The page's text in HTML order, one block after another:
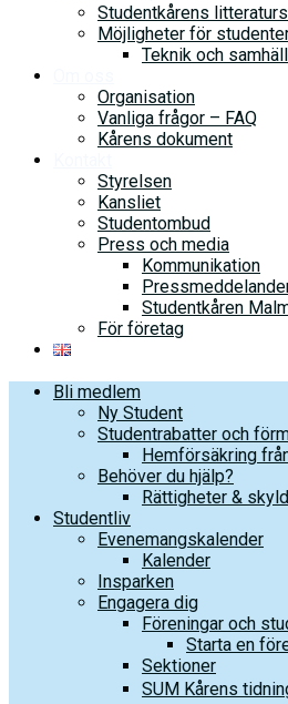
Studentkårens
Möjligheter för
Teknik och
Organisation
Vanliga frågor – FAQ
Kårens dokument
Styrelsen
Kansliet
Studentombud
Press och media
Kommunikation
Studentkåren
För företag
Bli medlem
Ny Student
Studentrabatter och
Hemförsäkring
Behöver du hjälp?
Rättigheter &
Studentliv
Evenemangskalender
Kalender
Insparken
Engagera dig
Föreningar och
Starta en
Sektioner
SUM Kårens